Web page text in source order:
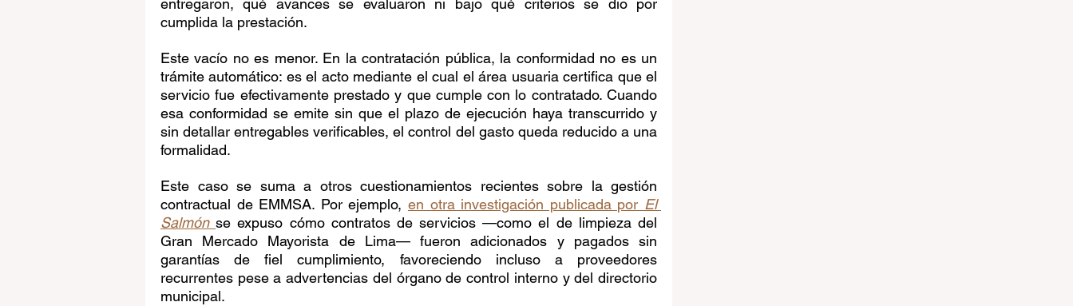
entregaron, qué avances se evaluaron ni bajo qué criterios se dio por
cumplida la prestación.
Este vacío no es menor. En la contratación pública, la conformidad no es un
trámite automático: es el acto mediante el cual el área usuaria certifica que el
servicio fue efectivamente prestado y que cumple con lo contratado. Cuando
esa conformidad se emite sin que el plazo de ejecución haya transcurrido y
sin detallar entregables verificables, el control del gasto queda reducido a una
formalidad.
Este caso se suma a otros cuestionamientos recientes sobre la gestión
contractual de EMMSA. Por ejemplo, en otra investigación publicada por El
Salmón se expuso cómo contratos de servicios —como el de limpieza del
Gran Mercado Mayorista de Lima— fueron adicionados y pagados sin
garantías de fiel cumplimiento, favoreciendo incluso a proveedores
recurrentes pese a advertencias del órgano de control interno y del directorio
municipal.